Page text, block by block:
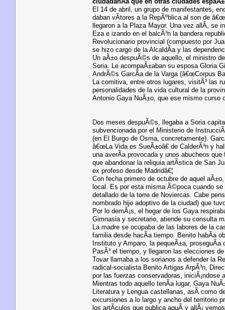
El 14 de abril, un grupo de manifestantes,
daban vÃ­tores a la RepÃºblica al son de
llegaron a la Plaza Mayor. Una vez allÃ­, se
Eza e izando en el balcÃ³n la bandera
Revolucionario provincial (compuesto por
se hizo cargo de la AlcaldÃ­a y las
Un aÃ±o despuÃ©s de aquello, el ministro
Soria. Le acompaÃ±aban su esposa Gloria
AndrÃ©s GarcÃ­a de la Varga (â€œCorpus
La comitiva, entre otros lugares, visitÃ³ las
personalidades de la vida cultural de la
Antonio Gaya NuÃ±o, que ese mismo
Dos meses despuÃ©s, llegaba a Soria
subvencionada por el Ministerio de
(en El Burgo de Osma, concretamente).
â€œLa Vida es SueÃ±oâ€ de CalderÃ³n y
una averÃ­a provocada y unos abucheos
que abandonar la reliquia artÃ­stica de San
ex profeso desde Madridâ€¦
Con fecha primero de octubre de aquel
local. Es por esta misma Ã©poca cuando se
detallado de la torre de Noviercas. Cabe
nombrado hijo adoptivo de la ciudad) que
Por lo demÃ¡s, el hogar de los Gaya
Gimnasia y secretario, atiende su consulta
La madre se ocupaba de las labores de la
familia desde hacÃ­a tiempo. Benito habÃ­a
Instituto y Amparo, la pequeÃ±a, proseguÃ­a
PasÃ³ el tiempo, y llegaron las elecciones
Tovar llamaba a los sorianos a defender la
radical-socialista Benito Artigas ArpÃ³n,
por las fuerzas conservadoras, iniciÃ¡ndose
Mientras todo aquello tenÃ­a lugar, Gaya
Literatura y Lengua castellanas, asÃ­ como
excursiones a lo largo y ancho del territorio
los artÃ­culos que publica aquÃ­ y allÃ¡